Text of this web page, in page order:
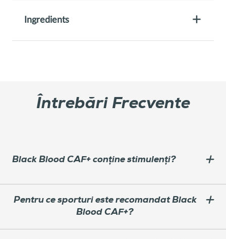
Ingredients
Întrebări Frecvente
Black Blood CAF+ conține stimulenți?
Pentru ce sporturi este recomandat Black
Blood CAF+?